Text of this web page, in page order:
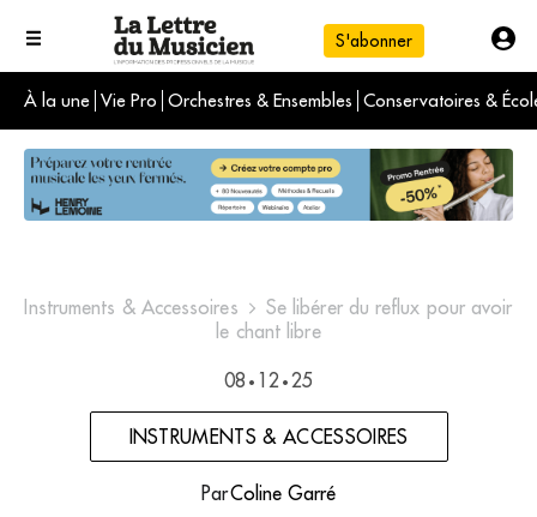
S'abonner
À la une Vie Pro Orchestres & Ensembles Conservatoires &
L'info du jour
Le numéro du mois
International
Instruments & Accessoires
Se libérer du reﬂux pour avoir
le chant libre
08 • 12 • 25
INSTRUMENTS & ACCESSOIRES
ParColine Garré